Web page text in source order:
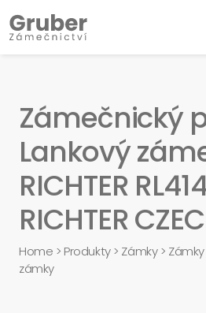
Zámečnický
Lankový
RICHTER
RICHTER
Home > Produkty> Zámky>
zámky